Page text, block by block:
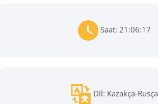
Saat: 21:06:17
Dil: Kazakça-Rusça